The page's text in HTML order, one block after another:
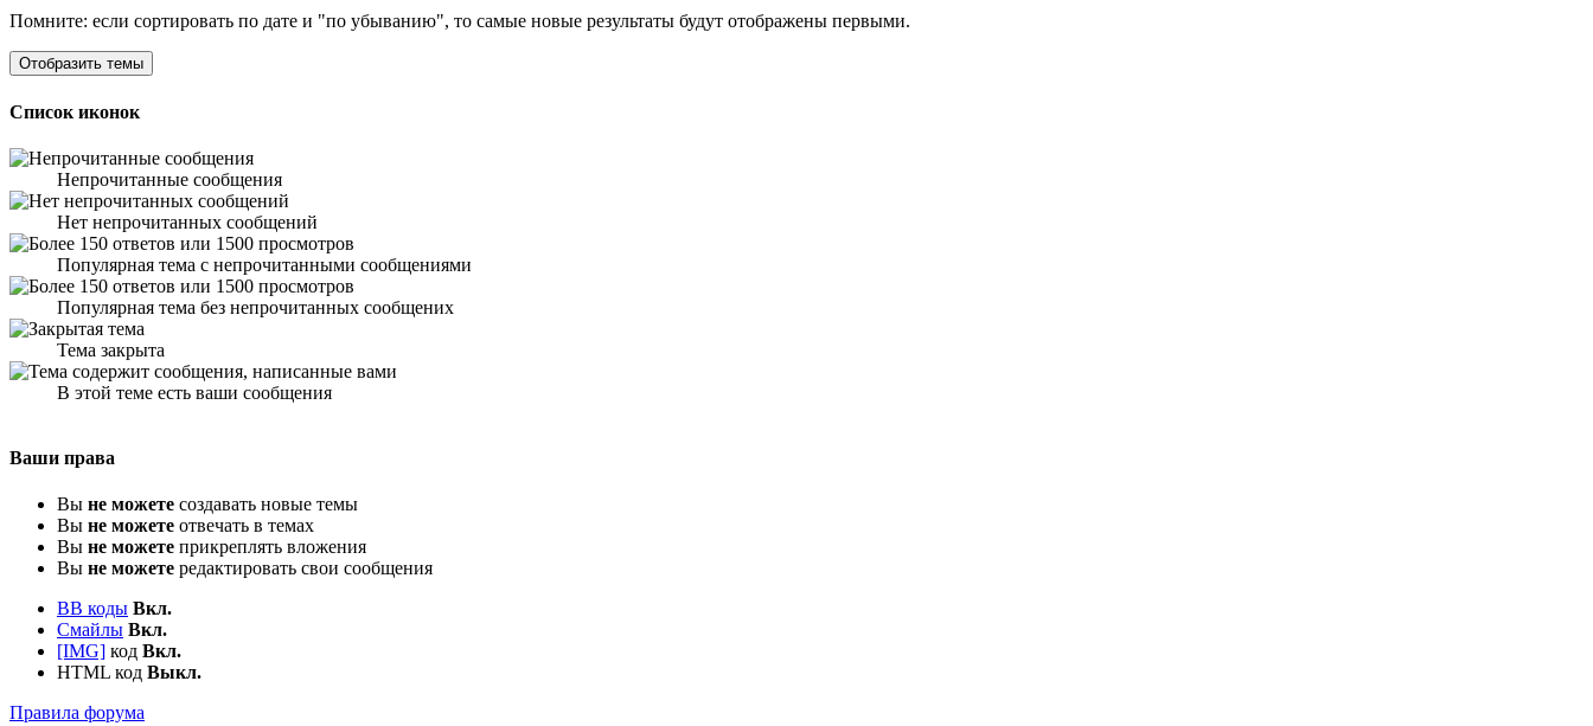
Помните: если сортировать по дате и "по убыванию", то самые новые результаты будут отображены первыми.
Список иконок
Непрочитанные сообщения
Нет непрочитанных сообщений
Популярная тема с непрочитанными сообщениями
Популярная тема без непрочитанных сообщених
Тема закрыта
В этой теме есть ваши сообщения
Ваши права
Вы не можете создавать новые темы
Вы не можете отвечать в темах
Вы не можете прикреплять вложения
Вы не можете редактировать свои сообщения
BB коды Вкл.
Смайлы Вкл.
[IMG] код Вкл.
HTML код Выкл.
Правила форума